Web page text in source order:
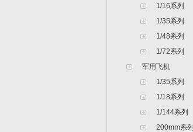
1/16系列
1/35系列
1/48系列
1/72系列
军用飞机
1/35系列
1/18系列
1/144系列
200mm系列